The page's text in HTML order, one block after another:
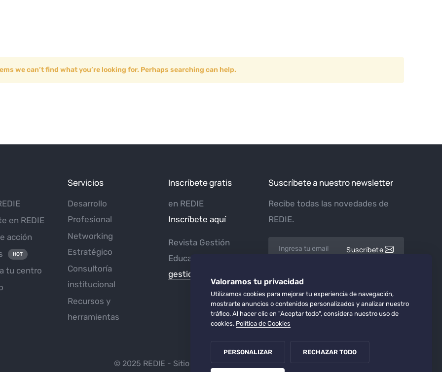
we can’t find what you’re looking for. Perhaps searching can help.
en REDIE
acción
HOT
tu centro
Servicios
Desarrollo
Profesional
Networking
Estratégico
Consultoría
institucional
Recursos y
herramientas
Inscríbete gratis
en REDIE
Inscríbete aquí
Revista Gestión
Educativa
gestioneducativa.net
Suscríbete a nuestro newsletter
Recibe todas las novedades de
REDIE.
Suscríbete
© 2025 REDIE - Sitio web
Valoramos tu privacidad
Utilizamos cookies para mejorar tu experiencia de navegación,
mostrarte anuncios o contenidos personalizados y analizar nuestro
tráfico. Al hacer clic en "Aceptar todo", considera nuestro uso de
cookies. Política de Cookies
PERSONALIZAR RECHAZAR TODO